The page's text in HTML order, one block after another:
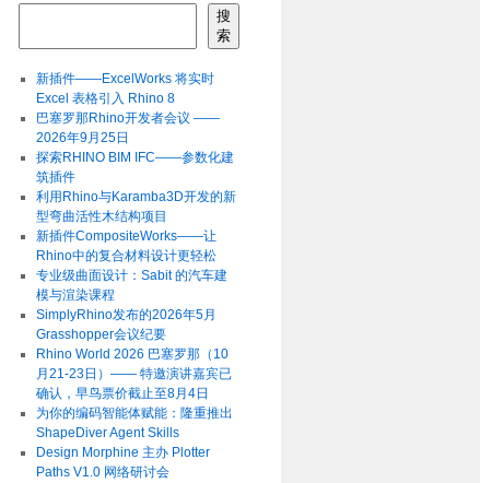
搜
索
新插件——ExcelWorks 将实时
Excel 表格引入 Rhino 8
巴塞罗那Rhino开发者会议 ——
2026年9月25日
探索RHINO BIM IFC——参数化建
筑插件
利用Rhino与Karamba3D开发的新
型弯曲活性木结构项目
新插件CompositeWorks——让
Rhino中的复合材料设计更轻松
专业级曲面设计：Sabit 的汽车建
模与渲染课程
SimplyRhino发布的2026年5月
Grasshopper会议纪要
Rhino World 2026 巴塞罗那（10
月21-23日）—— 特邀演讲嘉宾已
确认，早鸟票价截止至8月4日
为你的编码智能体赋能：隆重推出
ShapeDiver Agent Skills
Design Morphine 主办 Plotter
Paths V1.0 网络研讨会